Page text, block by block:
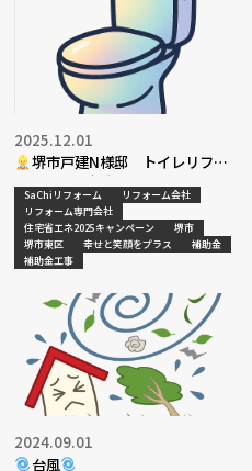
堺市戸建N様邸 トイレリフォ
ーム工事決定
2025.12.01
SaChiリフォーム
リフォーム会社
リフォーム専門会社
住宅省エネ2025キャンペーン
堺市
堺市東区
幸せと笑顔をプラス
補助金
補助金工事
台風
2024.09.01